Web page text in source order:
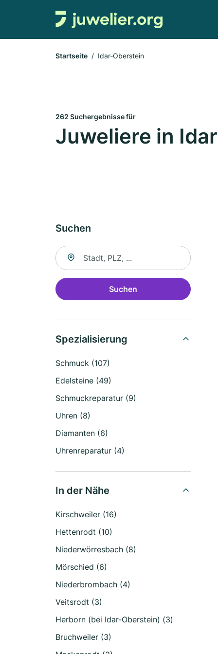
Startseite Idar-Oberstein
262 Suchergebnisse für
Juweliere in
Suchen
Suche nach Ort
Suchen
Spezialisierung
Schmuck (107)
Edelsteine (49)
Schmuckreparatur (9)
Uhren (8)
Diamanten (6)
Uhrenreparatur (4)
In der Nähe
Kirschweiler (16)
Hettenrodt (10)
Niederwörresbach (8)
Mörschied (6)
Niederbrombach (4)
Veitsrodt (3)
Herborn (bei Idar-Oberstein) (3)
Bruchweiler (3)